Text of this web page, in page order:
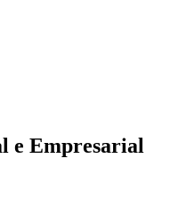
e Empresarial